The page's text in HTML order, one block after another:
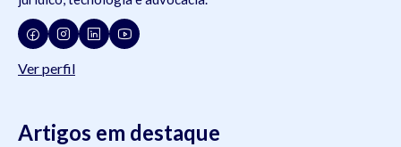
Ver perfil
Artigos em destaque